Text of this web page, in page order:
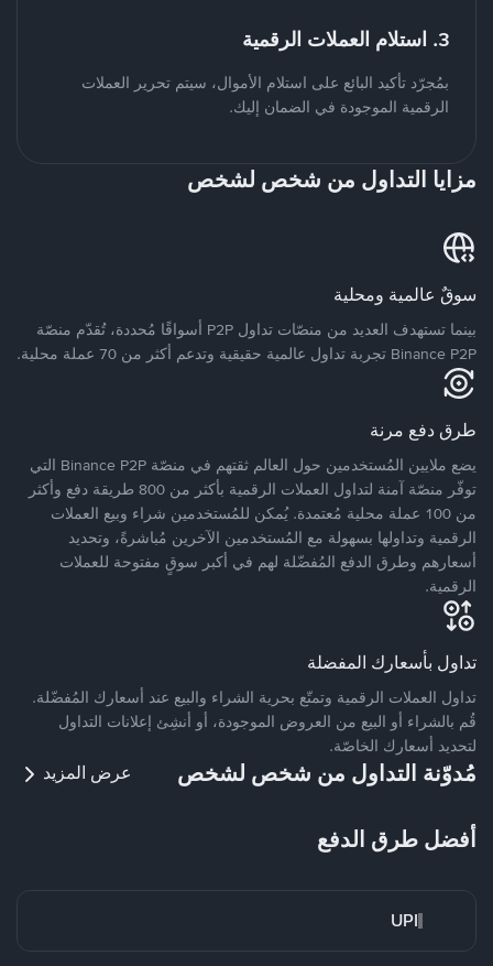
3. استلام العملات الرقمية
بمُجرّد تأكيد البائع على استلام الأموال، سيتم تحرير العملات
الرقمية الموجودة في الضمان إليك.
مزايا التداول من شخص لشخص
سوقٌ عالمية ومحلية
بينما تستهدف العديد من منصّات تداول P2P أسواقًا مُحددة، تُقدّم منصّة
Binance P2P تجربة تداول عالمية حقيقية وتدعم أكثر من 70 عملة محلية.
طرق دفع مرنة
يضع ملايين المُستخدمين حول العالم ثقتهم في منصّة Binance P2P التي
توفّر منصّة آمنة لتداول العملات الرقمية بأكثر من 800 طريقة دفع وأكثر
من 100 عملة محلية مُعتمدة. يُمكن للمُستخدمين شراء وبيع العملات
الرقمية وتداولها بسهولة مع المُستخدمين الآخرين مُباشرةً، وتحديد
أسعارهم وطرق الدفع المُفضّلة لهم في أكبر سوقٍ مفتوحة للعملات
الرقمية.
تداول بأسعارك المفضلة
تداول العملات الرقمية وتمتّع بحرية الشراء والبيع عند أسعارك المُفضّلة.
قُم بالشراء أو البيع من العروض الموجودة، أو أنشِئ إعلانات التداول
لتحديد أسعارك الخاصّة.
مُدوّنة التداول من شخص لشخص عرض المزيد
أفضل طرق الدفع
UPI